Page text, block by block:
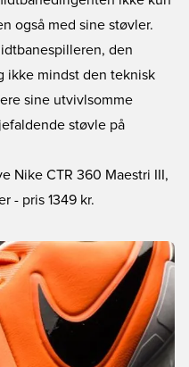
også med sine støvler.
den
ikke mindst den teknisk
sine utvivlsomme
støvle på
Nike CTR 360 Maestri III,
- pris 1349 kr.